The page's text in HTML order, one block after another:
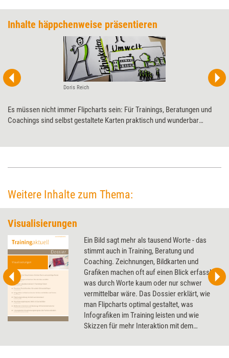
Inhalte häppchenweise präsentieren
Doris Reich
Es müssen nicht immer Flipcharts sein: Für Trainings, Beratungen und
Coachings sind selbst gestaltete Karten praktisch und wunderbar
Weitere Inhalte zum Thema:
Visualisierungen
Ein Bild sagt mehr als tausend Worte - das
stimmt auch in Training, Beratung und
Coaching. Zeichnungen, Bildkarten und
Grafiken machen oft auf einen Blick erfassbar,
was durch Worte kaum oder nur schwer
vermittelbar wäre. Das Dossier erklärt, wie
man Flipcharts optimal gestaltet, was
Infografiken im Training leisten und wie
Skizzen für mehr Interaktion mit dem